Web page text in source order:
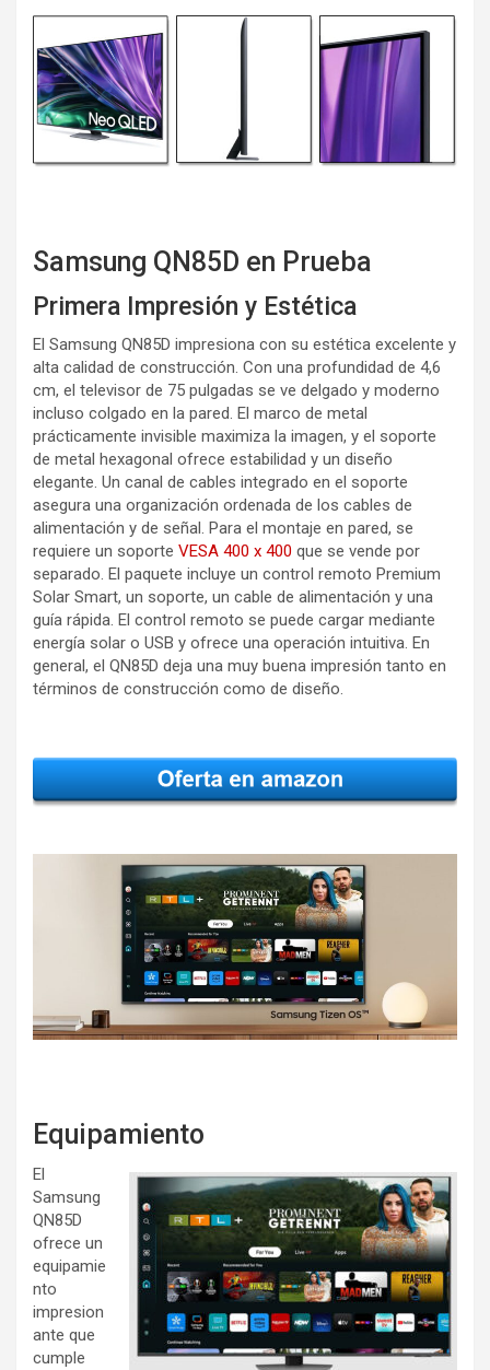
Samsung QN85D en Prueba
Primera Impresión y Estética
El Samsung QN85D impresiona con su estética excelente y
alta calidad de construcción. Con una profundidad de 4,6
cm, el televisor de 75 pulgadas se ve delgado y moderno
incluso colgado en la pared. El marco de metal
prácticamente invisible maximiza la imagen, y el soporte
de metal hexagonal ofrece estabilidad y un diseño
elegante. Un canal de cables integrado en el soporte
asegura una organización ordenada de los cables de
alimentación y de señal. Para el montaje en pared, se
requiere un soporte VESA 400 x 400 que se vende por
separado. El paquete incluye un control remoto Premium
Solar Smart, un soporte, un cable de alimentación y una
guía rápida. El control remoto se puede cargar mediante
energía solar o USB y ofrece una operación intuitiva. En
general, el QN85D deja una muy buena impresión tanto en
términos de construcción como de diseño.
Equipamiento
El
Samsung
QN85D
ofrece un
equipamie
nto
impresion
ante que
cumple